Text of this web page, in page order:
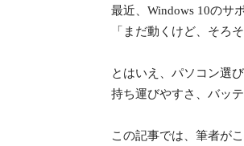
最近、Windows 10のサ
「まだ動くけど、そろ
とはいえ、パソコン選
持ち運びやすさ、バッ
この記事では、筆者が